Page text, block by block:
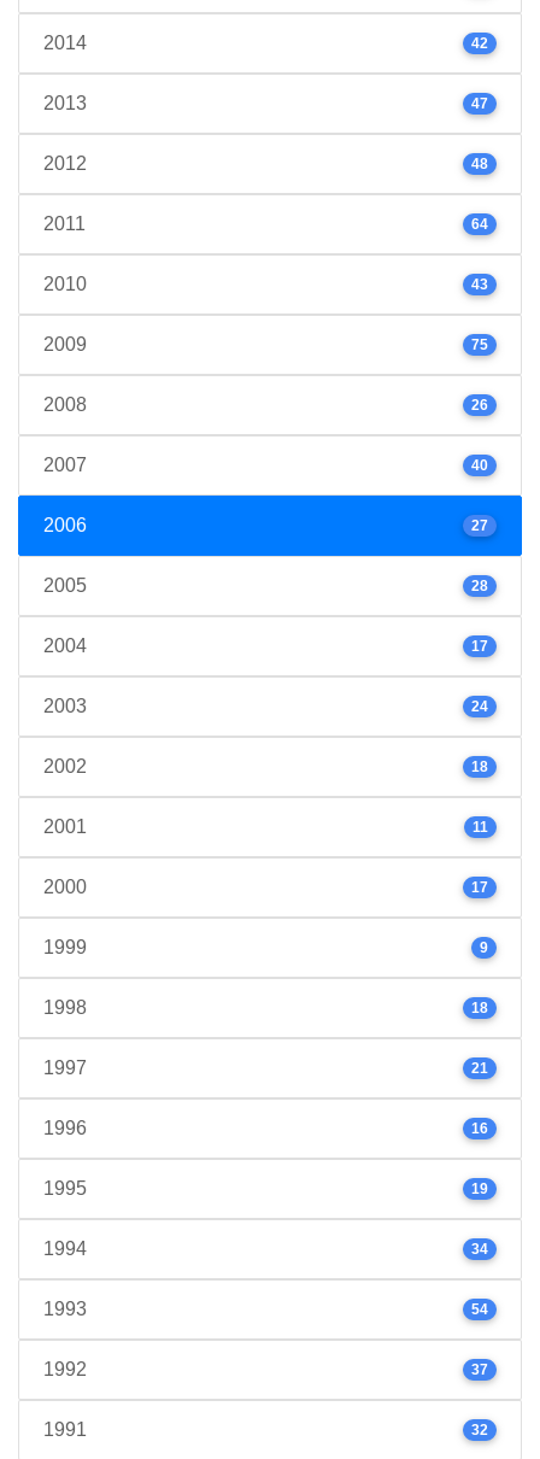
2014 42
2013 47
2012 48
2011 64
2010 43
2009 75
2008 26
2007 40
2006 27
2005 28
2004 17
2003 24
2002 18
2001 11
2000 17
1999 9
1998 18
1997 21
1996 16
1995 19
1994 34
1993 54
1992 37
1991 32